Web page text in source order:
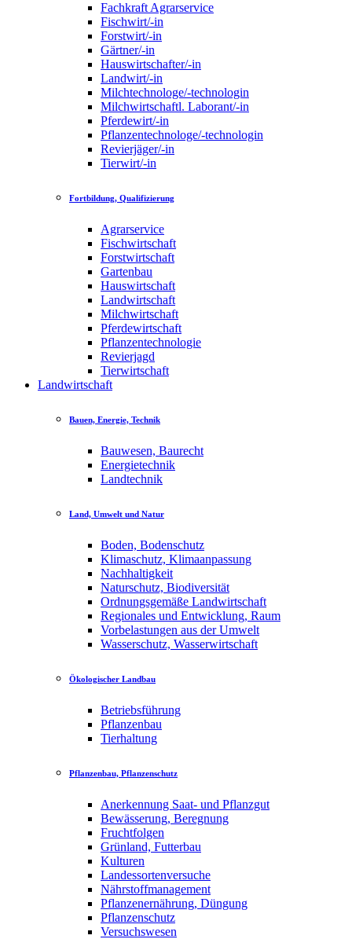
Fachkraft Agrarservice
Fischwirt/-in
Forstwirt/-in
Gärtner/-in
Hauswirtschafter/-in
Landwirt/-in
Milchtechnologe/-technologin
Milchwirtschaftl. Laborant/-in
Pferdewirt/-in
Pflanzentechnologe/-technologin
Revierjäger/-in
Tierwirt/-in
Fortbildung, Qualifizierung
Agrarservice
Fischwirtschaft
Forstwirtschaft
Gartenbau
Hauswirtschaft
Landwirtschaft
Milchwirtschaft
Pferdewirtschaft
Pflanzentechnologie
Revierjagd
Tierwirtschaft
Landwirtschaft
Bauen, Energie, Technik
Bauwesen, Baurecht
Energietechnik
Landtechnik
Land, Umwelt und Natur
Boden, Bodenschutz
Klimaschutz, Klimaanpassung
Nachhaltigkeit
Naturschutz, Biodiversität
Ordnungsgemäße Landwirtschaft
Regionales und Entwicklung, Raum
Vorbelastungen aus der Umwelt
Wasserschutz, Wasserwirtschaft
Ökologischer Landbau
Betriebsführung
Pflanzenbau
Tierhaltung
Pflanzenbau, Pflanzenschutz
Anerkennung Saat- und Pflanzgut
Bewässerung, Beregnung
Fruchtfolgen
Grünland, Futterbau
Kulturen
Landessortenversuche
Nährstoffmanagement
Pflanzenernährung, Düngung
Pflanzenschutz
Versuchswesen